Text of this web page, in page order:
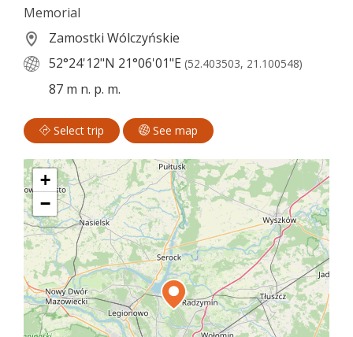
Memorial
Zamostki Wólczyńskie
52°24'12"N 21°06'01"E (52.403503, 21.100548)
87 m n. p. m.
Select trip See map
+
−